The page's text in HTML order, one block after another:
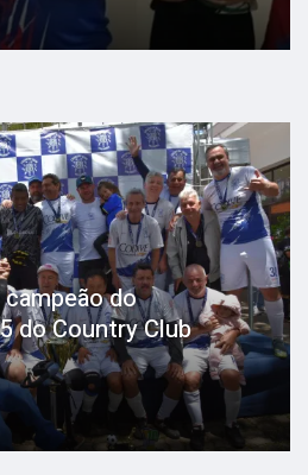
do
do Country Club